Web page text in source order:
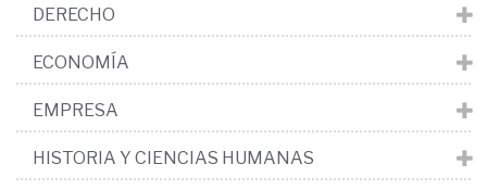
DERECHO
ECONOMÍA
EMPRESA
HISTORIA Y CIENCIAS HUMANAS